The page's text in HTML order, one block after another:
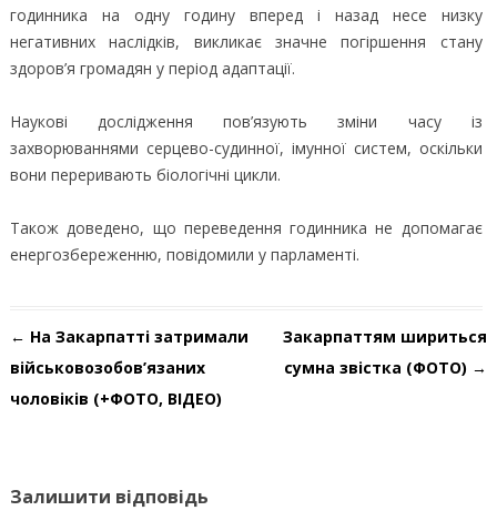
годинника на одну годину вперед і назад несе низку
негативних наслідків, викликає значне погіршення стану
здоров’я громадян у період адаптації.
Наукові дослідження пов’язують зміни часу із
захворюваннями серцево-судинної, імунної систем, оскільки
вони переривають біологічні цикли.
Також доведено, що переведення годинника не допомагає
енергозбереженню, повідомили у парламенті.
Навігація по запису
← На Закарпатті затримали
військовозобов’язаних
чоловіків (+ФОТО, ВІДЕО)
Закарпаттям шириться
сумна звістка (ФОТО) →
Залишити відповідь